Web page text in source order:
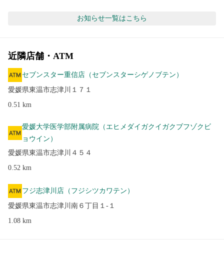
お知らせ一覧はこちら
近隣店舗・ATM
セブンスター重信店（セブンスターシゲノブテン）
愛媛県東温市志津川１７１
0.51 km
愛媛大学医学部附属病院（エヒメダイガクイガクブフゾクビ
ョウイン）
愛媛県東温市志津川４５４
0.52 km
フジ志津川店（フジシツカワテン）
愛媛県東温市志津川南６丁目１-１
1.08 km